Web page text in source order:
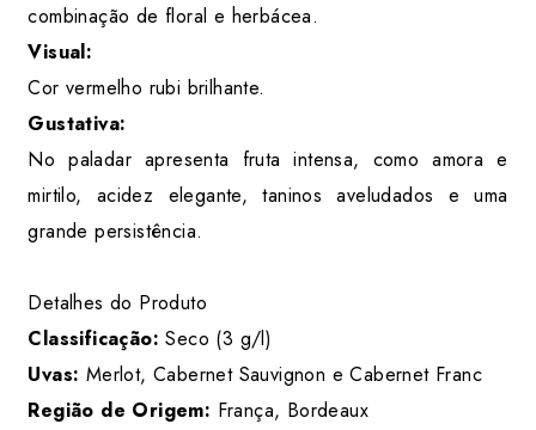
combinação de floral e herbácea.
Visual:
Cor vermelho rubi brilhante.
Gustativa:
No paladar apresenta fruta intensa, como amora e
mirtilo, acidez elegante, taninos aveludados e uma
grande persistência.
Detalhes do Produto
Classificação: Seco (3 g/l)
Uvas: Merlot, Cabernet Sauvignon e Cabernet Franc
Região de Origem: França, Bordeaux